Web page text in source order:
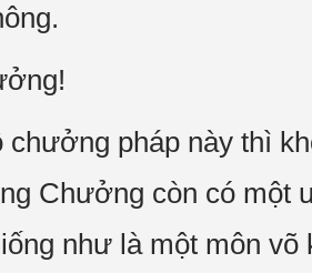
pháp này thì
Chưởng còn có một
như là một môn